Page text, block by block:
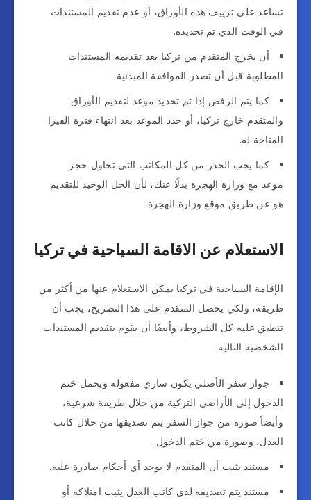
تساعد على تزييف هذه الأوراق، أو عدم تقديم المستندات
في الوقت الذي تم تحديده.
أن يخرج المتقدم من تركيا بعد تقديمه المستندات
المطلوبة قبل أن تصدر الموافقة المبدئية.
كما يتم الرفض إذا تم تحديد موعد لتقديم الأوراق
والمتقدم خارج تركيا، أو حدد الموعد بعد انتهاء فترة الفيزا
المتاحة له.
كما يجب الحذر من كل المكاتب التي تحاول حجز
موعد مع وزارة الهجرة بدلًا عنك، لأن الحل الوحيد للتقديم
هو عن طريق موقع وزارة الهجرة.
الاستعلام عن الاقامة السياحية في تركيا
الإقامة السياحية في تركيا يمكن الاستعلام عنها من أكثر من
طريقة، ولكي يحصل المتقدم على هذا التصريح، يجب أن
تنطبق عليه كل الشروط، وأيضًا أن يقوم بتقديم المستندات
الشخصية التالية:
جواز سفر الأصلي يكون ساري مفعوله ويحمل ختم
الدخول إلى الأراضي التركية من خلال طريقة شرعية،
وأيضاً صورة من جواز السفر يتم تصديقها من حلال كاتب
العدل، وصورة من ختم الدخول.
مستند يثبت أن المتقدم لا يوجد أي أحكام صادرة عليه.
مستند يتم تصديقه لدى كاتب العدل يثبت امتلاكه أو